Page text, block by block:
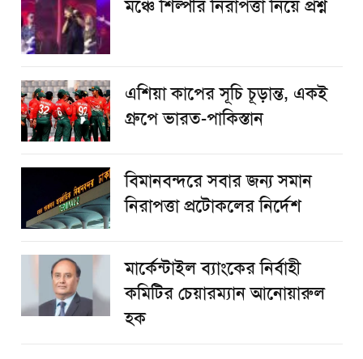
​মঞ্চে শিল্পীর নিরাপত্তা নিয়ে প্রশ্ন
এশিয়া কাপের সূচি চূড়ান্ত, একই
গ্রুপে ভারত-পাকিস্তান
বিমানবন্দরে সবার জন্য সমান
নিরাপত্তা প্রটোকলের নির্দেশ
মার্কেন্টাইল ব্যাংকের নির্বাহী
কমিটির চেয়ারম্যান আনোয়ারুল
হক